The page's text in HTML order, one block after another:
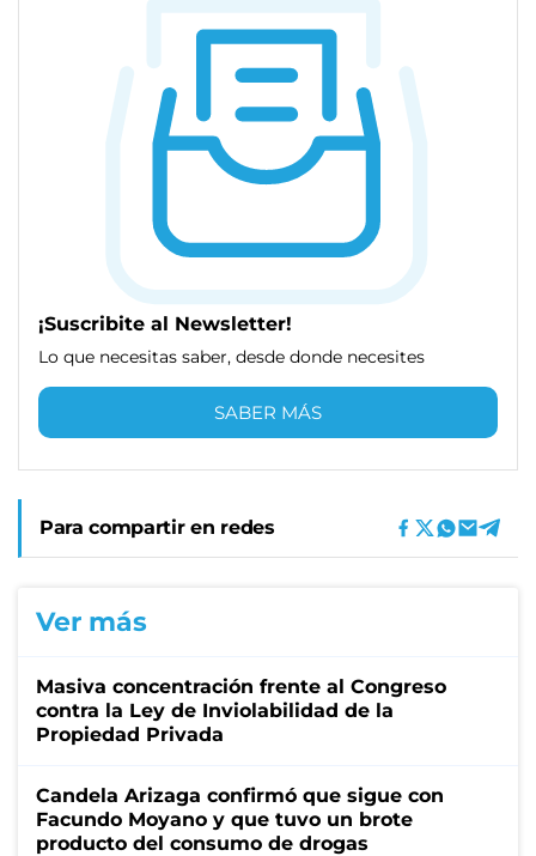
¡Suscribite al Newsletter!
Lo que necesitas saber, desde donde necesites
SABER MÁS
Para compartir en redes
Ver más
Masiva concentración frente al Congreso
contra la Ley de Inviolabilidad de la
Propiedad Privada
Candela Arizaga confirmó que sigue con
Facundo Moyano y que tuvo un brote
producto del consumo de drogas